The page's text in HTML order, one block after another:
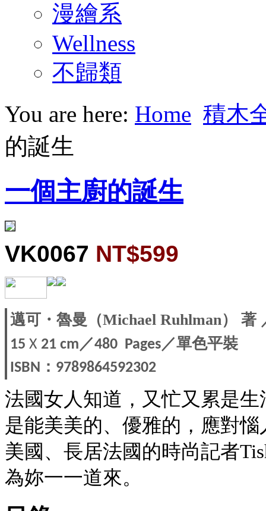
漫繪系
Wellness
不歸類
You are here: Home 積木
的誕生
一個主廚的誕生
VK0067 NT$599
邁可・魯曼（Michael Ruhlman） 著
15X 21 cm／480 Pages／單色平裝
ISBN：9789864592302
法國女人知道，又忙又累是
是能美美的、優雅的，應對
美國、長居法國的時尚記者
為妳一一道來。